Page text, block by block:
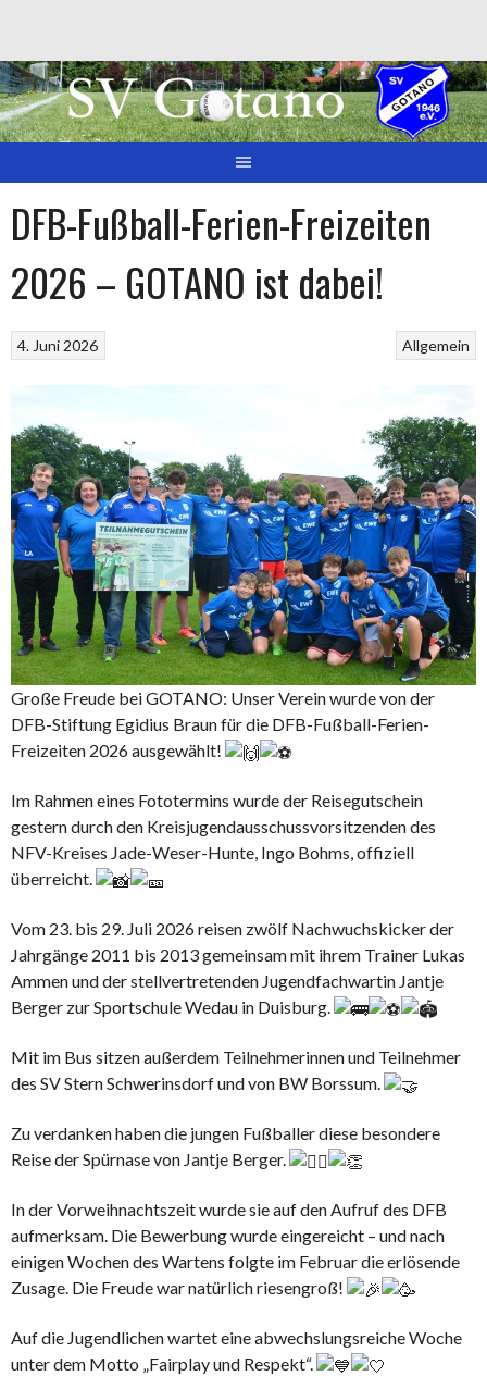
Inhalt
DFB-Fußball-Ferien-Freizeiten
2026 – GOTANO ist dabei!
Allgemein
4. Juni 2026
Große Freude bei GOTANO: Unser Verein wurde von der
DFB-Stiftung Egidius Braun für die DFB-Fußball-Ferien-
Freizeiten 2026 ausgewählt!
Im Rahmen eines Fototermins wurde der Reisegutschein
gestern durch den Kreisjugendausschussvorsitzenden des
NFV-Kreises Jade-Weser-Hunte, Ingo Bohms, offiziell
überreicht.
Vom 23. bis 29. Juli 2026 reisen zwölf Nachwuchskicker der
Jahrgänge 2011 bis 2013 gemeinsam mit ihrem Trainer Lukas
Ammen und der stellvertretenden Jugendfachwartin Jantje
Berger zur Sportschule Wedau in Duisburg.
Mit im Bus sitzen außerdem Teilnehmerinnen und Teilnehmer
des SV Stern Schwerinsdorf und von BW Borssum.
Zu verdanken haben die jungen Fußballer diese besondere
Reise der Spürnase von Jantje Berger.
In der Vorweihnachtszeit wurde sie auf den Aufruf des DFB
aufmerksam. Die Bewerbung wurde eingereicht – und nach
einigen Wochen des Wartens folgte im Februar die erlösende
Zusage. Die Freude war natürlich riesengroß!
Auf die Jugendlichen wartet eine abwechslungsreiche Woche
unter dem Motto „Fairplay und Respekt“.